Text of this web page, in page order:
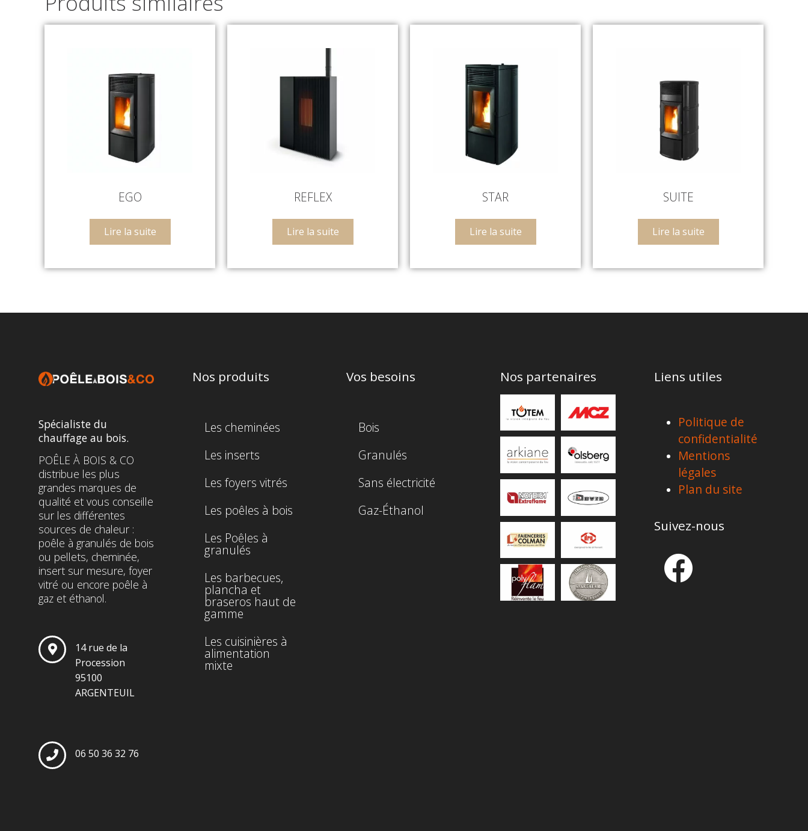
EGO
Lire la suite
REFLEX
Lire la suite
STAR
Lire la suite
SUITE
Lire la suite
Spécialiste du
chauffage au bois.
POÊLE À BOIS & CO
distribue les plus
grandes marques de
qualité et vous conseille
sur les différentes
sources de chaleur :
poêle à granulés de bois
ou pellets, cheminée,
insert sur mesure, foyer
vitré ou encore poêle à
gaz et éthanol.
14 rue de la
Procession
95100
ARGENTEUIL
06 50 36 32 76
Nos produits
Les cheminées
Les inserts
Les foyers vitrés
Les poêles à bois
Les Poêles à
granulés
Les barbecues,
plancha et
braseros haut de
gamme
Les cuisinières à
alimentation
mixte
Vos besoins
Bois
Granulés
Sans électricité
Gaz-Éthanol
Nos partenaires Liens utiles
Politique de
confidentialité
Mentions
légales
Plan du site
Suivez-nous